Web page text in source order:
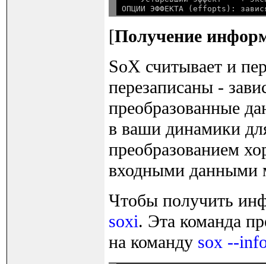
[Получение
SoX считывает и
перезаписаны -
преобразованные
в ваши динамики
преобразованием
входными данными
Чтобы получить
soxi. Эта команда
на команду sox --